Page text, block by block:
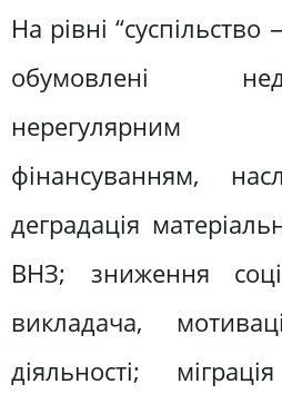
На рівні
обумовлені
фінансуванням,
деградація
ВНЗ; зниження
викладача,
діяльності;